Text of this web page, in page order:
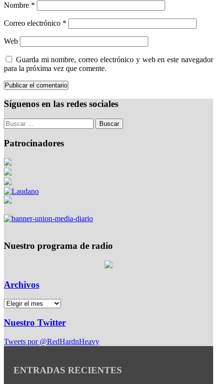
Nombre *
Correo electrónico *
Web
Guarda mi nombre, correo electrónico y web en este navegador
para la próxima vez que comente.
Síguenos en las redes sociales
Patrocinadores
Nuestro programa de radio
Archivos
Nuestro Twitter
Tweets por @RedHardnHeavy
ENTRADAS RECIENTES